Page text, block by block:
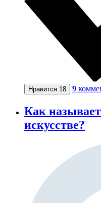
Нравится 18 9
Как
искусстве?